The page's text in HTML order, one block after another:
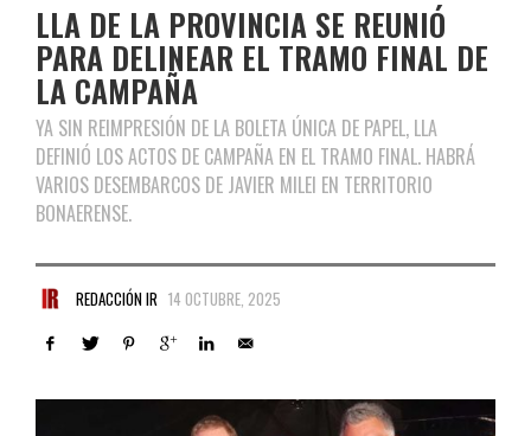
LLA DE LA PROVINCIA SE REUNIÓ
PARA DELINEAR EL TRAMO FINAL DE
LA CAMPAÑA
YA SIN REIMPRESIÓN DE LA BOLETA ÚNICA DE PAPEL, LLA
DEFINIÓ LOS ACTOS DE CAMPAÑA EN EL TRAMO FINAL. HABRÁ
VARIOS DESEMBARCOS DE JAVIER MILEI EN TERRITORIO
BONAERENSE.
REDACCIÓN IR 14 OCTUBRE, 2025